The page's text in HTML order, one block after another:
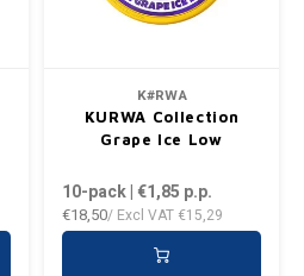
K#RWA
KURWA Collection
Grape Ice Low
10-pack | €1,85 p.p.
€18,50/ Excl VAT €15,29